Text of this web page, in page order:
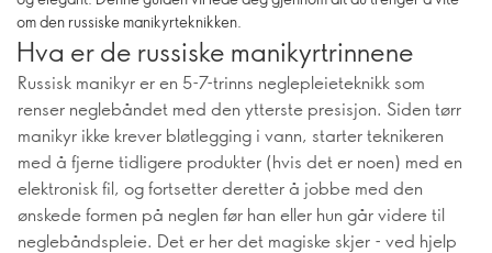
om den russiske manikyrteknikken.
Hva er de russiske manikyrtrinnene
Russisk manikyr er en 5-7-trinns neglepleieteknikk som
renser neglebåndet med den ytterste presisjon. Siden tørr
manikyr ikke krever bløtlegging i vann, starter teknikeren
med å fjerne tidligere produkter (hvis det er noen) med en
elektronisk fil, og fortsetter deretter å jobbe med den
ønskede formen på neglen før han eller hun går videre til
neglebåndspleie. Det er her det magiske skjer - ved hjelp